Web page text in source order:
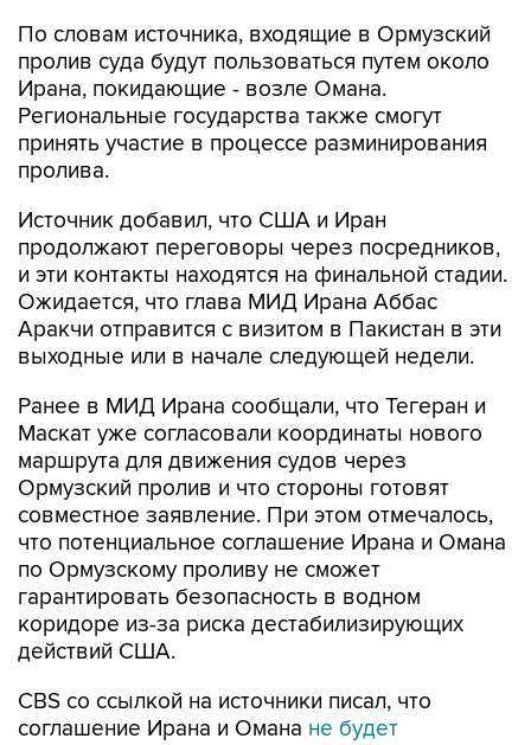
По словам источника, входящие в Ормузский
пролив суда будут пользоваться путем около
Ирана, покидающие - возле Омана.
Региональные государства также смогут
принять участие в процессе разминирования
пролива.
Источник добавил, что США и Иран
продолжают переговоры через посредников,
и эти контакты находятся на финальной стадии.
Ожидается, что глава МИД Ирана Аббас
Аракчи отправится с визитом в Пакистан в эти
выходные или в начале следующей недели.
Ранее в МИД Ирана сообщали, что Тегеран и
Маскат уже согласовали координаты нового
маршрута для движения судов через
Ормузский пролив и что стороны готовят
совместное заявление. При этом отмечалось,
что потенциальное соглашение Ирана и Омана
по Ормузскому проливу не сможет
гарантировать безопасность в водном
коридоре из-за риска дестабилизирующих
действий США.
CBS со ссылкой на источники писал, что
соглашение Ирана и Омана не будет